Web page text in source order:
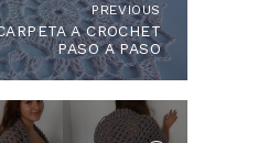
PREVIOUSPrevious
post:
A CROCHET
PASO A PASO